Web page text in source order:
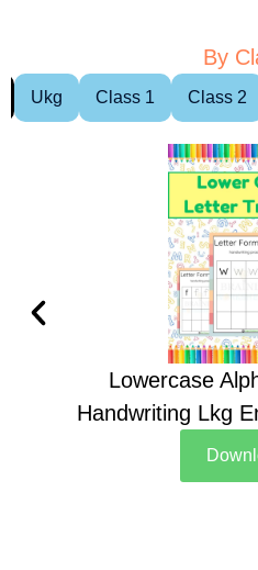
By
Ukg Class 1 Class 2
Lowercase
Handwriting Lkg